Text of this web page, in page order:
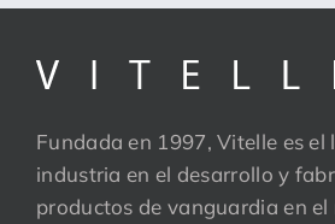
Fundada en 1997, Vitelle es el
industria en el desarrollo y
productos de vanguardia en el